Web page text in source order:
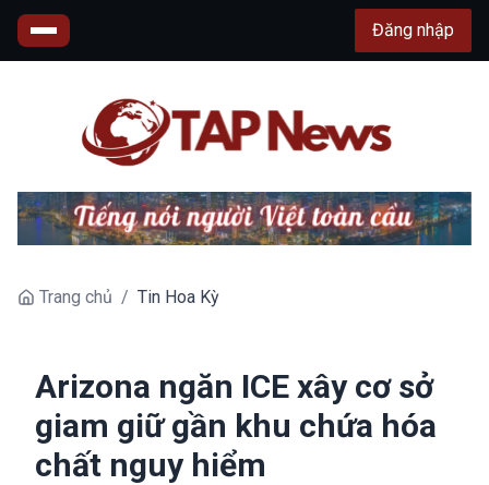
Đăng nhập
Trang chủ / Tin Hoa Kỳ
Arizona ngăn ICE xây cơ sở
giam giữ gần khu chứa hóa
chất nguy hiểm